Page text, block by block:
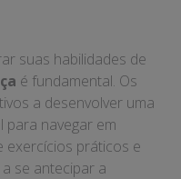
suas habilidades de
é fundamental. Os
a desenvolver uma
para navegar em
exercícios práticos e
se antecipar a